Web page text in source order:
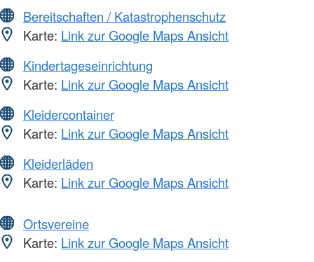
Bereitschaften / Katastrophenschutz
Karte: Link zur Google Maps Ansicht
Kindertageseinrichtung
Karte: Link zur Google Maps Ansicht
Kleidercontainer
Karte: Link zur Google Maps Ansicht
Kleiderläden
Karte: Link zur Google Maps Ansicht
Ortsvereine
Karte: Link zur Google Maps Ansicht